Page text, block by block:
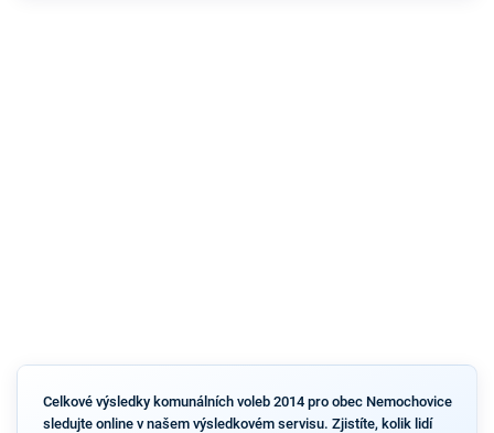
Celkové výsledky komunálních voleb 2014 pro obec Nemochovice
sledujte online v našem výsledkovém servisu. Zjistíte, kolik lidí